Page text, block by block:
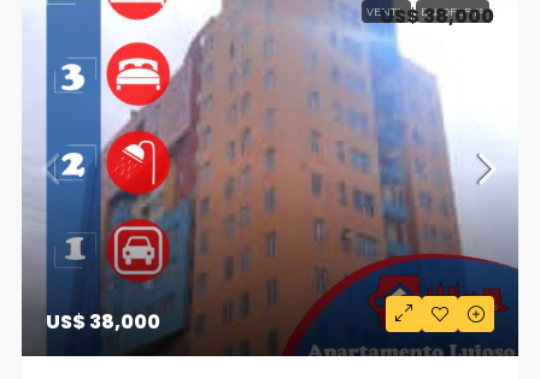
VENTA EN OFERTA
US$ 38,000
US$ 38,000